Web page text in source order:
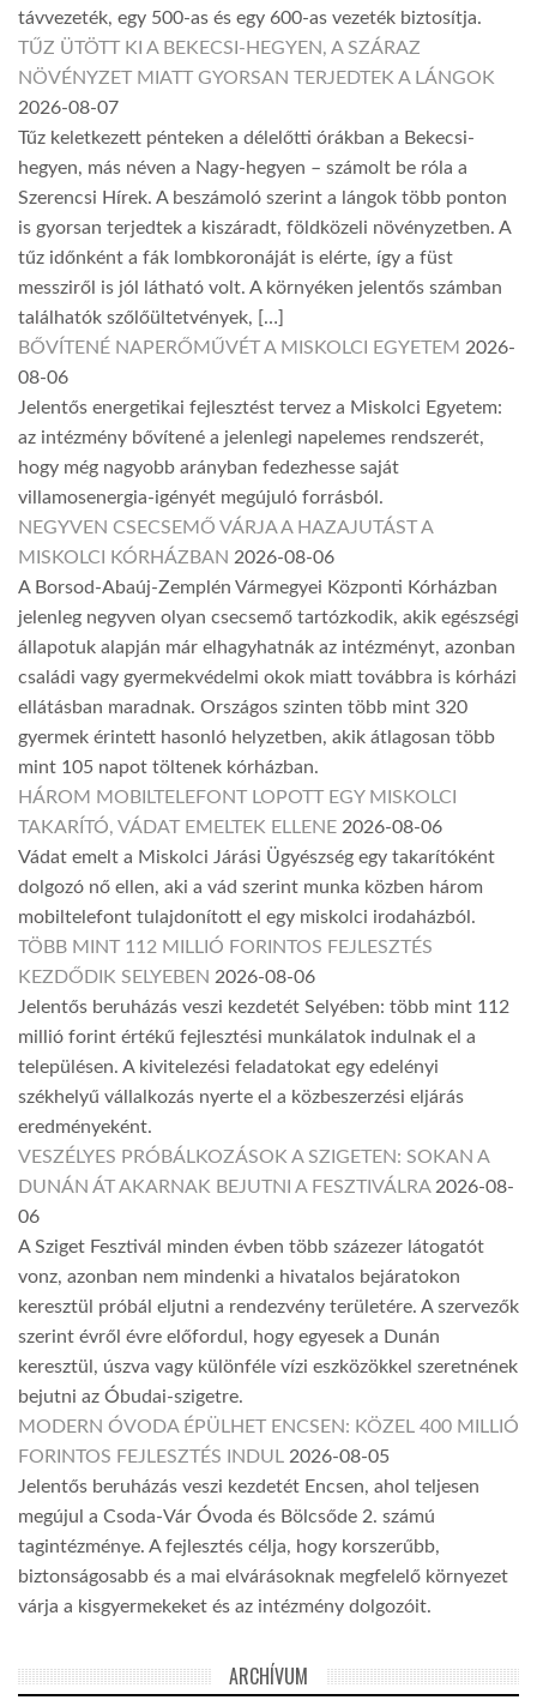
távvezeték, egy 500-as és egy 600-as vezeték biztosítja.
TŰZ ÜTÖTT KI A BEKECSI-HEGYEN, A SZÁRAZ
NÖVÉNYZET MIATT GYORSAN TERJEDTEK A LÁNGOK
2026-08-07
Tűz keletkezett pénteken a délelőtti órákban a Bekecsi-
hegyen, más néven a Nagy-hegyen – számolt be róla a
Szerencsi Hírek. A beszámoló szerint a lángok több ponton
is gyorsan terjedtek a kiszáradt, földközeli növényzetben. A
tűz időnként a fák lombkoronáját is elérte, így a füst
messziről is jól látható volt. A környéken jelentős számban
találhatók szőlőültetvények, […]
BŐVÍTENÉ NAPERŐMŰVÉT A MISKOLCI EGYETEM 2026-
08-06
Jelentős energetikai fejlesztést tervez a Miskolci Egyetem:
az intézmény bővítené a jelenlegi napelemes rendszerét,
hogy még nagyobb arányban fedezhesse saját
villamosenergia-igényét megújuló forrásból.
NEGYVEN CSECSEMŐ VÁRJA A HAZAJUTÁST A
MISKOLCI KÓRHÁZBAN 2026-08-06
A Borsod-Abaúj-Zemplén Vármegyei Központi Kórházban
jelenleg negyven olyan csecsemő tartózkodik, akik egészségi
állapotuk alapján már elhagyhatnák az intézményt, azonban
családi vagy gyermekvédelmi okok miatt továbbra is kórházi
ellátásban maradnak. Országos szinten több mint 320
gyermek érintett hasonló helyzetben, akik átlagosan több
mint 105 napot töltenek kórházban.
HÁROM MOBILTELEFONT LOPOTT EGY MISKOLCI
TAKARÍTÓ, VÁDAT EMELTEK ELLENE 2026-08-06
Vádat emelt a Miskolci Járási Ügyészség egy takarítóként
dolgozó nő ellen, aki a vád szerint munka közben három
mobiltelefont tulajdonított el egy miskolci irodaházból.
TÖBB MINT 112 MILLIÓ FORINTOS FEJLESZTÉS
KEZDŐDIK SELYEBEN 2026-08-06
Jelentős beruházás veszi kezdetét Selyében: több mint 112
millió forint értékű fejlesztési munkálatok indulnak el a
településen. A kivitelezési feladatokat egy edelényi
székhelyű vállalkozás nyerte el a közbeszerzési eljárás
eredményeként.
VESZÉLYES PRÓBÁLKOZÁSOK A SZIGETEN: SOKAN A
DUNÁN ÁT AKARNAK BEJUTNI A FESZTIVÁLRA 2026-08-
06
A Sziget Fesztivál minden évben több százezer látogatót
vonz, azonban nem mindenki a hivatalos bejáratokon
keresztül próbál eljutni a rendezvény területére. A szervezők
szerint évről évre előfordul, hogy egyesek a Dunán
keresztül, úszva vagy különféle vízi eszközökkel szeretnének
bejutni az Óbudai-szigetre.
MODERN ÓVODA ÉPÜLHET ENCSEN: KÖZEL 400 MILLIÓ
FORINTOS FEJLESZTÉS INDUL 2026-08-05
Jelentős beruházás veszi kezdetét Encsen, ahol teljesen
megújul a Csoda-Vár Óvoda és Bölcsőde 2. számú
tagintézménye. A fejlesztés célja, hogy korszerűbb,
biztonságosabb és a mai elvárásoknak megfelelő környezet
várja a kisgyermekeket és az intézmény dolgozóit.
ARCHÍVUM